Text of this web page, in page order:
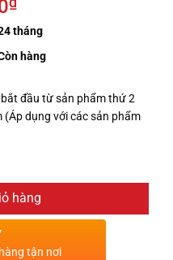
tháng
hàng
đầu từ sản phẩm thứ 2
(Áp dụng với các sản phẩm
hàng
tận nơi